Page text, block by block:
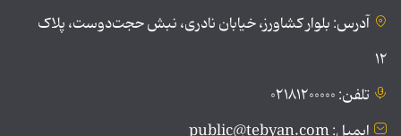
آدرس: بلوار کشاورز، خیابان نادری، نبش حجت‌دوست، پلاک
۱۲
تلفن: ۰۲۱۸۱۲۰۰۰۰۰
ایمیل: public@tebyan.com